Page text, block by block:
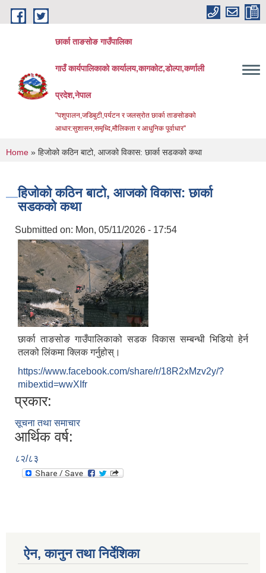
Skip to main content
छार्का ताङसोङ गाउँपालिका
गाउँ कार्यपालिकाको कार्यालय,कागकोट,डोल्पा,कर्णाली
प्रदेश,नेपाल
"पशुपालन,जडिबुटी,पर्यटन र जलस्रोत छार्का ताङसोङको
आधार:सुशासन,समृध्दि,मौलिकता र आधुनिक पूर्वाधार''
You are here
Home » हिजोको कठिन बाटो, आजको विकास: छार्का सडकको कथा
हिजोको कठिन बाटो, आजको विकास: छार्का
सडकको कथा
Submitted on: Mon, 05/11/2026 - 17:54
छार्का ताङसोङ गाउँपालिकाको सडक विकास सम्बन्धी भिडियो हेर्न
तलको लिंकमा क्लिक गर्नुहोस्।
https://www.facebook.com/share/r/18R2xMzv2y/?
mibextid=wwXIfr
प्रकार:
सूचना तथा समाचार
आर्थिक वर्ष:
८२/८३
ऐन, कानुन तथा निर्देशिका